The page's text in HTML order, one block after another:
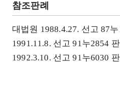
참조판례
대법원 1988.4.27. 선고 87
1991.11.8. 선고 91누2854
1992.3.10. 선고 91누6030